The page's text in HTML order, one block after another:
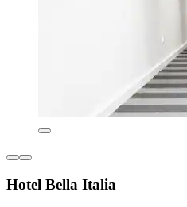
Hotel Bella Italia